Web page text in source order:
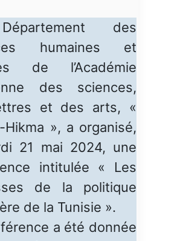
des
humaines et
de l’Académie
des sciences,
et des arts, «
Hikma », a organisé,
21 mai 2024, une
intitulée « Les
de la politique
de la Tunisie ».
a été donnée